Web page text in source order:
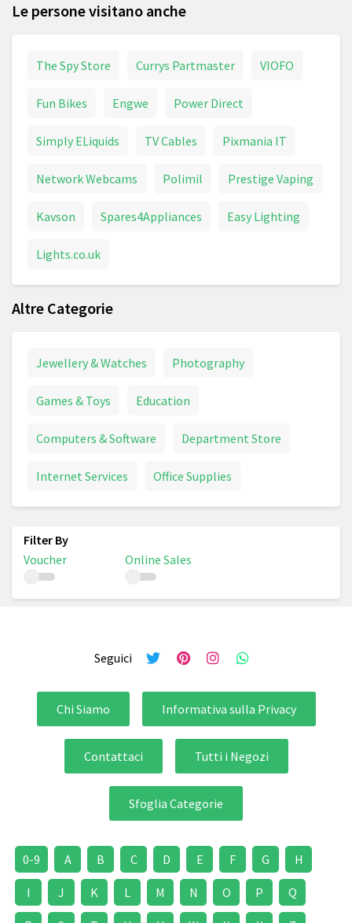
Le persone visitano anche
The Spy Store Currys Partmaster VIOFO
Fun Bikes Engwe Power Direct
Simply ELiquids TV Cables Pixmania IT
Network Webcams Polimil Prestige Vaping
Kavson Spares4Appliances Easy Lighting
Lights.co.uk
Altre Categorie
Jewellery & Watches Photography
Games & Toys Education
Computers & Software Department Store
Internet Services Office Supplies
Voucher Online Sales
Seguici
Chi Siamo Informativa sulla Privacy
Contattaci Tutti i Negozi
Sfoglia Categorie
0-9 A B C D E F G H
I J K L M N O P Q